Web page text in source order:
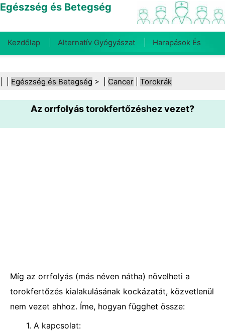
Egészség és Betegség
Kezdőlap Alternatív Gyógyászat Harapások És
Fogegészség Diéta És Táplálkozás Családi
Egészség Egészségügyi Ágazat Mentális Egészség
Közegészségügy És Biztonság Sebészet És
Egészség és Betegség > | Cancer Torokrák
Az orrfolyás torokfertőzéshez vezet?
Míg az orrfolyás (más néven nátha) növelheti a
torokfertőzés kialakulásának kockázatát, közvetlenül
nem vezet ahhoz. Íme, hogyan függhet össze:
1. A kapcsolat: